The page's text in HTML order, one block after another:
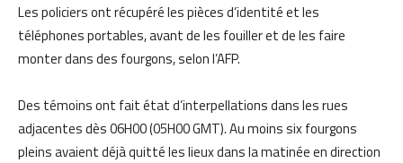
Les policiers ont récupéré les pièces d’identité et les
téléphones portables, avant de les fouiller et de les faire
monter dans des fourgons, selon l’AFP.
Des témoins ont fait état d’interpellations dans les rues
adjacentes dès 06H00 (05H00 GMT). Au moins six fourgons
pleins avaient déjà quitté les lieux dans la matinée en direction